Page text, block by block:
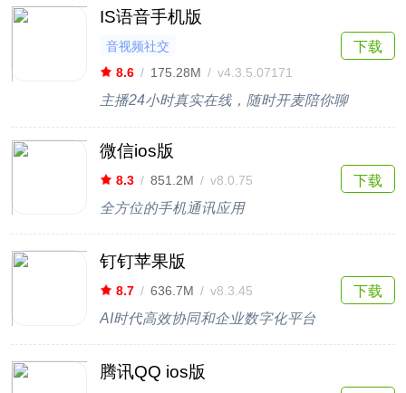
IS语音手机版
音视频社交
8.6 / 175.28M / v4.3.5.07171
主播24小时真实在线，随时开麦陪你聊
下载
微信ios版
8.3 / 851.2M / v8.0.75
全方位的手机通讯应用
下载
钉钉苹果版
8.7 / 636.7M / v8.3.45
AI时代高效协同和企业数字化平台
下载
腾讯QQ ios版